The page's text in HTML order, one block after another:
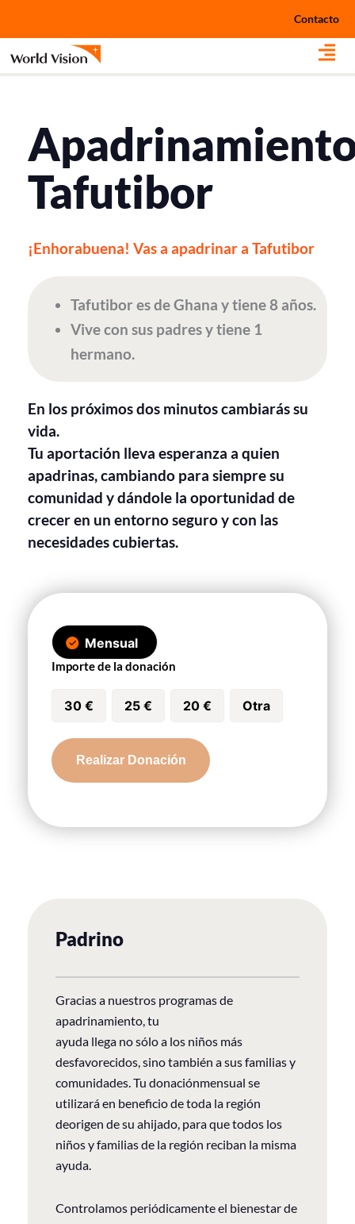
Contacto
Tafutibor
¡Enhorabuena! Vas a apadrinar a Tafutibor
Tafutibor es de Ghana y tiene 8 años.
Vive con sus padres y tiene 1
hermano.
En los próximos dos minutos cambiarás su
vida.
Tu aportación lleva esperanza a quien
apadrinas, cambiando para siempre su
comunidad y dándole la oportunidad de
crecer en un entorno seguro y con las
necesidades cubiertas.
Mensual
Importe de la donación
30 € 25 € 20 € Otra
Tafutibor
cantidadRealizar Donación
Padrino
Gracias a nuestros programas de
apadrinamiento, tu
ayuda llega no sólo a los niños más
desfavorecidos, sino también a sus familias y
comunidades. Tu donaciónmensual se
utilizará en beneficio de toda la región
deorigen de su ahijado, para que todos los
niños y familias de la región reciban la misma
ayuda.
Controlamos periódicamente el bienestar de